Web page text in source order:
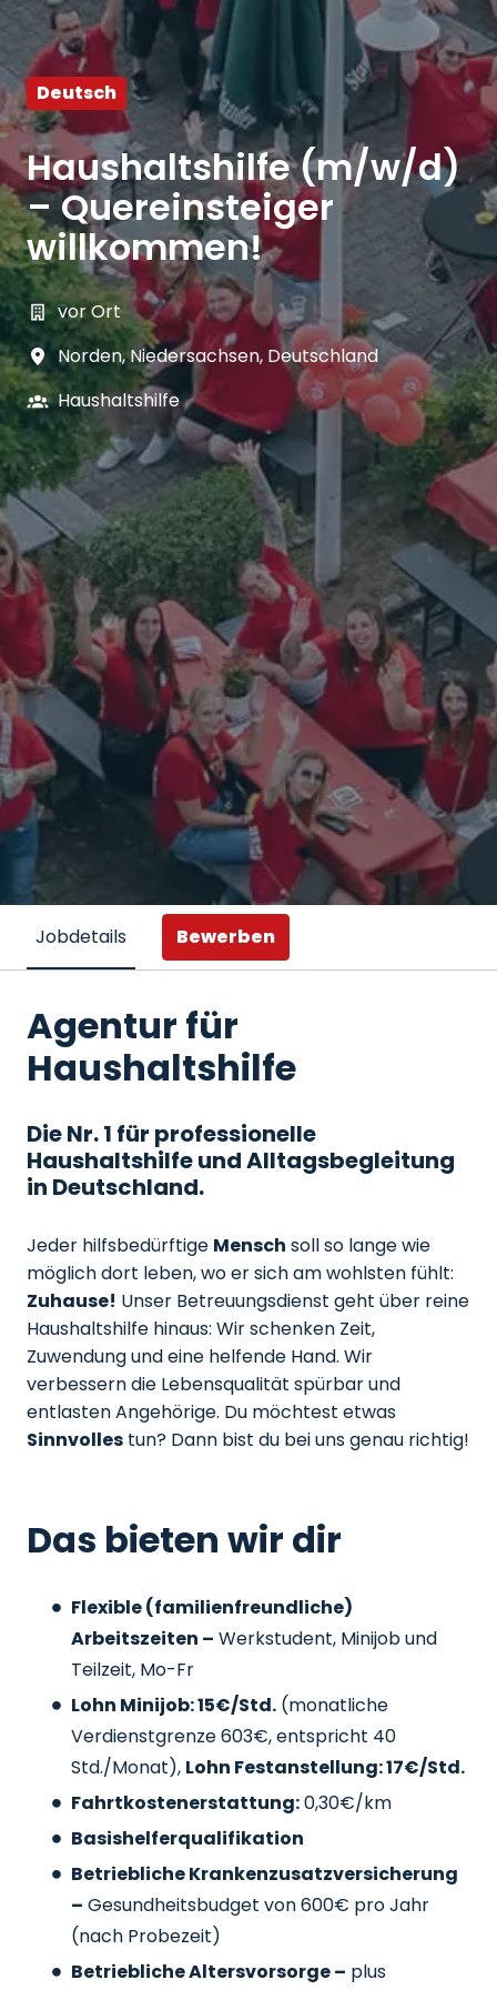
Deutsch
Haushaltshilfe (m/w/d)
– Quereinsteiger
willkommen!
vor Ort
Norden,Niedersachsen, Deutschland
Haushaltshilfe
Jobdetails Bewerben
Agentur für
Haushaltshilfe
Die Nr. 1 für professionelle
Haushaltshilfe und Alltagsbegleitung
in Deutschland.
Jeder hilfsbedürftige Mensch soll so lange wie
möglich dort leben, wo er sich am wohlsten fühlt:
Zuhause! Unser Betreuungsdienst geht über reine
Haushaltshilfe hinaus: Wir schenken Zeit,
Zuwendung und eine helfende Hand. Wir
verbessern die Lebensqualität spürbar und
entlasten Angehörige. Du möchtest etwas
Sinnvolles tun? Dann bist du bei uns genau richtig!
Das bieten wir dir
Flexible (familienfreundliche)
Arbeitszeiten – Werkstudent, Minijob und
Teilzeit, Mo-Fr
Lohn Minijob: 15€/Std. (monatliche
Verdienstgrenze 603€, entspricht 40
Std./Monat), Lohn Festanstellung: 17€/Std.
Fahrtkostenerstattung:0,30€/km
Basishelferqualifikation
Betriebliche Krankenzusatzversicherung
– Gesundheitsbudget von 600€ pro Jahr
(nach Probezeit)
Betriebliche Altersvorsorge – plus